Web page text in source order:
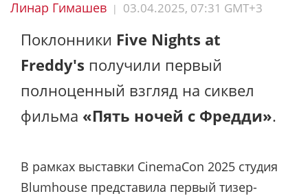
Линар Гимашев | 03.04.2025, 07:31 GMT+3
Поклонники Five Nights at
Freddy's получили первый
полноценный взгляд на сиквел
фильма «Пять ночей с Фредди».
В рамках выставки CinemaCon 2025 студия
Blumhouse представила первый тизер-